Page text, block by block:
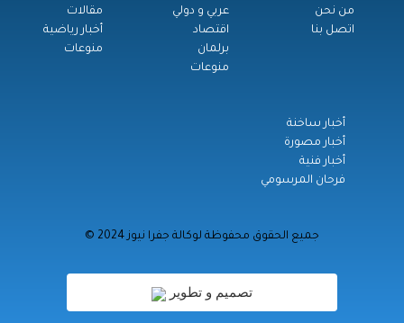
من نحن
اتصل بنا
عربي و دولي
اقتصاد
برلمان
منوعات
مقالات
أخبار رياضية
منوعات
أخبار ساخنة
أخبار مصورة
أخبار فنية
فرحان المرسومي
© جميع الحقوق محفوظة لوكالة جفرا نيوز 2024
تصميم و تطوير